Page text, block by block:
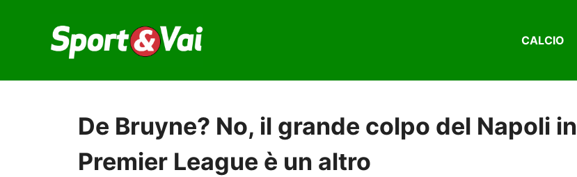
contenuto
CALCIO
De Bruyne? No, il grande colpo del Napoli in
Premier League è un altro